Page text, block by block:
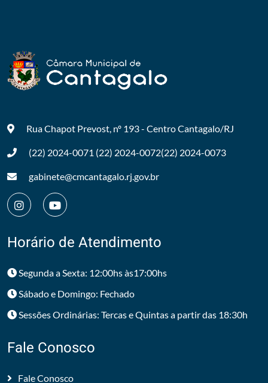
Rua Chapot Prevost, nº 193 - CentroCantagalo/RJ
(22) 2024-0071 (22) 2024-0072(22) 2024-0073
gabinete@cmcantagalo.rj.gov.br
Horário de Atendimento
Segunda a Sexta: 12:00hs às17:00hs
Sábado e Domingo: Fechado
Sessões Ordinárias: Tercas e Quintas a partir das 18:30h
Fale Conosco
Fale Conosco